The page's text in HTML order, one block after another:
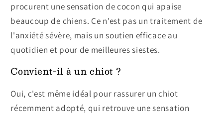
procurent une sensation de cocon qui apaise
beaucoup de chiens. Ce n'est pas un traitement de
l'anxiété sévère, mais un soutien efficace au
quotidien et pour de meilleures siestes.
Convient-il à un chiot ?
Oui, c'est même idéal pour rassurer un chiot
récemment adopté, qui retrouve une sensation